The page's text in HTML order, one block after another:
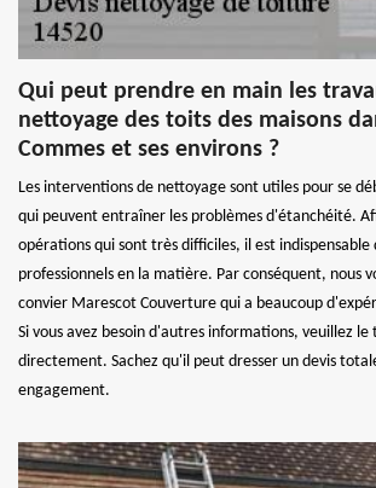
Qui peut prendre en main les
nettoyage des toits des maisons
Commes et ses environs ?
Les interventions de nettoyage sont utiles pour se
qui peuvent entraîner les problèmes d'étanchéité.
opérations qui sont très difficiles, il est
professionnels en la matière. Par conséquent, nous
convier Marescot Couverture qui a beaucoup
Si vous avez besoin d'autres informations, veuillez le
directement. Sachez qu'il peut dresser un devis
engagement.